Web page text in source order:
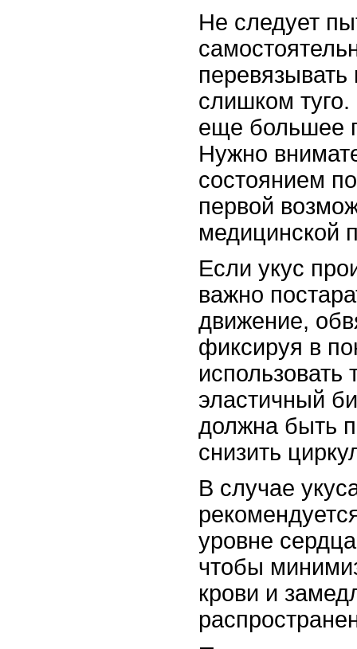
Не следует
перевязывать
слишком
еще большее
Нужно
состоянием
первой
медицинской
Если укус
важно
движение,
фиксируя в
использовать
эластичный
должна быть
снизить
В случае
уровне
чтобы
крови и